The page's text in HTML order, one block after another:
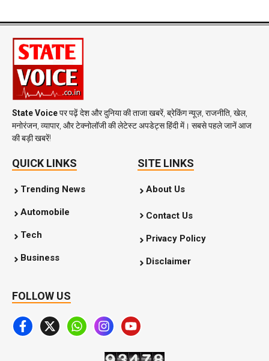
State Voiceपर पढ़ें देश और दुनिया की ताजा खबरें, ब्रेकिंग न्यूज़, राजनीति, खेल,
मनोरंजन, व्यापार, और टेक्नोलॉजी की लेटेस्ट अपडेट्स हिंदी में। सबसे पहले जानें आज
की बड़ी खबरें!
QUICK LINKS
Trending News
Automobile
Tech
Business
SITE LINKS
About Us
Contact Us
Privacy Policy
Disclaimer
FOLLOW US